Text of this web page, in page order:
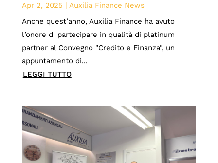
Apr 2, 2025 | Auxilia Finance News
Anche quest’anno, Auxilia Finance ha avuto
l’onore di partecipare in qualità di platinum
partner al Convegno "Credito e Finanza", un
appuntamento di...
LEGGI TUTTO